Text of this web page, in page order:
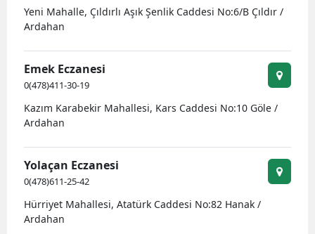
Burdur
Denizli
Edirne
Yeni Mahalle, Çıldırlı Aşık Şenlik Caddesi No:6/B Çıldır /
Ardahan
Emek Eczanesi
0(478)411-30-19
Kazım Karabekir Mahallesi, Kars Caddesi No:10 Göle /
Ardahan
Yolaçan Eczanesi
0(478)611-25-42
Hürriyet Mahallesi, Atatürk Caddesi No:82 Hanak /
Ardahan